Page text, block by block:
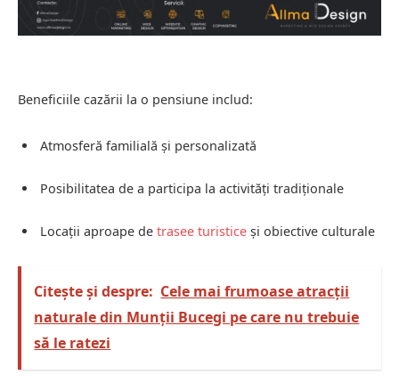
Beneficiile cazării la o pensiune includ:
Atmosferă familială și personalizată
Posibilitatea de a participa la activități tradiționale
Locații aproape de trasee turistice și obiective culturale
Citește și despre: Cele mai frumoase atracții
naturale din Munții Bucegi pe care nu trebuie
să le ratezi